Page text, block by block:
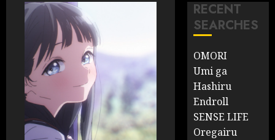
RECENT
SEARCHES
OMORI
Umi ga
Hashiru
Endroll
SENSE LIFE
Oregairu